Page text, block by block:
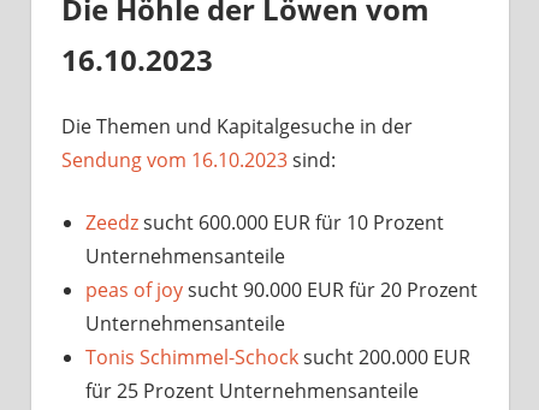
Die Höhle der Löwen vom
16.10.2023
Die Themen und Kapitalgesuche in der
Sendung vom 16.10.2023sind:
Zeedzsucht 600.000 EUR für 10 Prozent
Unternehmensanteile
peas of joysucht 90.000 EUR für 20 Prozent
Unternehmensanteile
Tonis Schimmel-Schocksucht 200.000 EUR
für 25 Prozent Unternehmensanteile